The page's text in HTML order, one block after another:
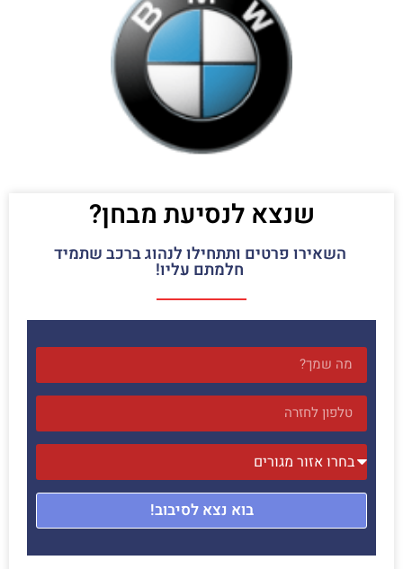
שנצא לנסיעת מבחן?
השאירו פרטים ותתחילו לנהוג ברכב שתמיד
חלמתם עליו!
בוא נצא לסיבוב!